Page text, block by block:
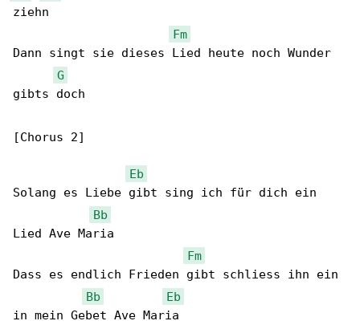
ziehn
Fm
Dann singt sie dieses Lied heute noch Wunder
G
gibts doch
[Chorus 2]
Eb
Solang es Liebe gibt sing ich für dich ein
Bb
Lied Ave Maria
Fm
Dass es endlich Frieden gibt schliess ihn ein
Bb
Eb
in mein Gebet Ave Maria